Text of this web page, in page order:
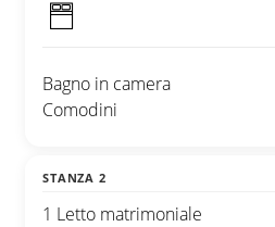
Bagno in camera
Comodini
STANZA 2
1 Letto matrimoniale